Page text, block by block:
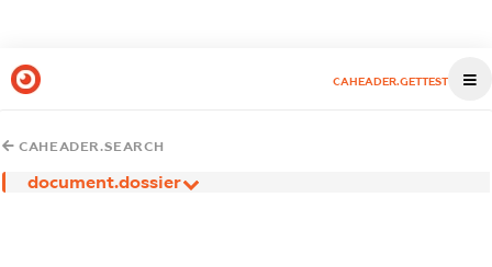
CAHEADER.GETTEST
CAHEADER.SEARCH
document.dossier